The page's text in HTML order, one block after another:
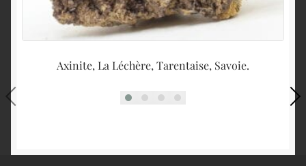
Axinite, La Léchère, Tarentaise, Savoie.